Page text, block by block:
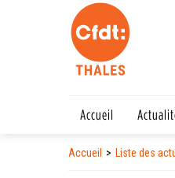
Accueil
Accueil Liste des